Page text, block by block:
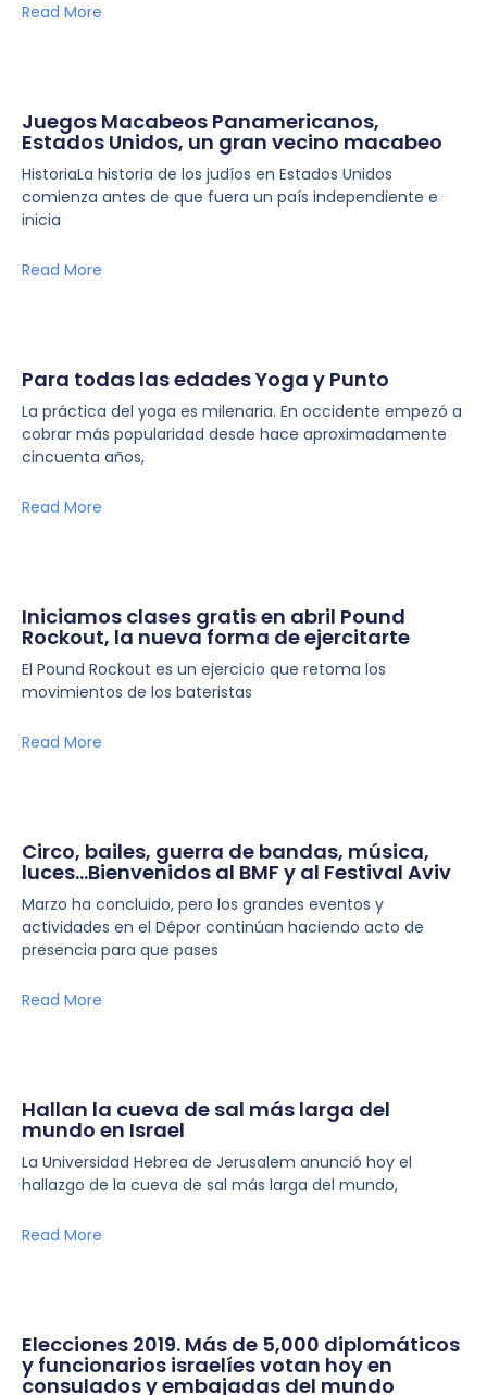
Read More
Juegos Macabeos Panamericanos,
Estados Unidos, un gran vecino macabeo
HistoriaLa historia de los judíos en Estados Unidos
comienza antes de que fuera un país independiente e
inicia
Read More
Para todas las edades Yoga y Punto
La práctica del yoga es milenaria. En occidente empezó a
cobrar más popularidad desde hace aproximadamente
cincuenta años,
Read More
Iniciamos clases gratis en abril Pound
Rockout, la nueva forma de ejercitarte
El Pound Rockout es un ejercicio que retoma los
movimientos de los bateristas
Read More
Circo, bailes, guerra de bandas, música,
luces…Bienvenidos al BMF y al Festival Aviv
Marzo ha concluido, pero los grandes eventos y
actividades en el Dépor continúan haciendo acto de
presencia para que pases
Read More
Hallan la cueva de sal más larga del
mundo en Israel
La Universidad Hebrea de Jerusalem anunció hoy el
hallazgo de la cueva de sal más larga del mundo,
Read More
Elecciones 2019. Más de 5,000 diplomáticos
y funcionarios israelíes votan hoy en
consulados y embajadas del mundo